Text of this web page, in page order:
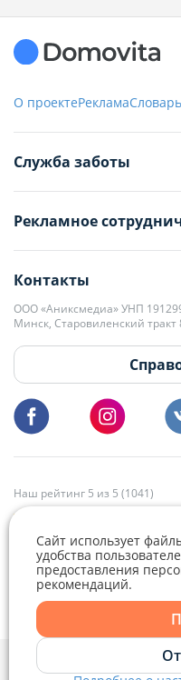
О проектеРеклама
Служба заботы
+375 29 376-13-70
+375 33 376-13-70
editor@domovita.by
Мы принимаем звонки и
18:00.
Рекламное
+375 29 563-15-61
kb@domovita.by
+375 29 179-11-28
vg@domovita.by
Пишите и звоните нам в
Контакты
ООО «Аниксмедиа» УНП
Минск, Старовиленский тракт
Наш рейтинг 5 из 5 (1041)
Политика
Политика обработки файлов
Сайт использует
удобства
предоставления
рекомендаций.